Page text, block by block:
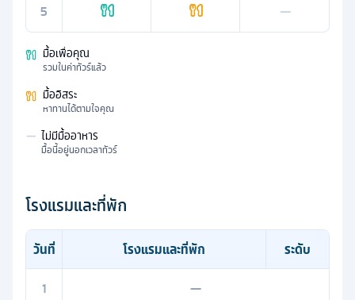
5 —
มื้อเพื่อคุณ
รวมในค่าทัวร์แล้ว
มื้ออิสระ
หาทานได้ตามใจคุณ
— ไม่มีมื้ออาหาร
มื้อนี้อยู่นอกเวลาทัวร์
โรงแรมและที่พัก
วันที่ โรงแรมและที่พัก
ระดับ
1
—